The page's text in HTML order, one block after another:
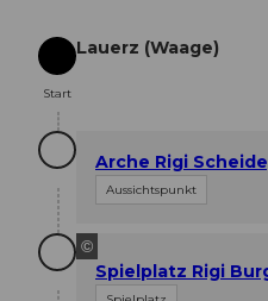
Start
Start
Lauerz (Waage)
Arche Rigi
Aussichtspunkt
©
Spielplatz Rigi